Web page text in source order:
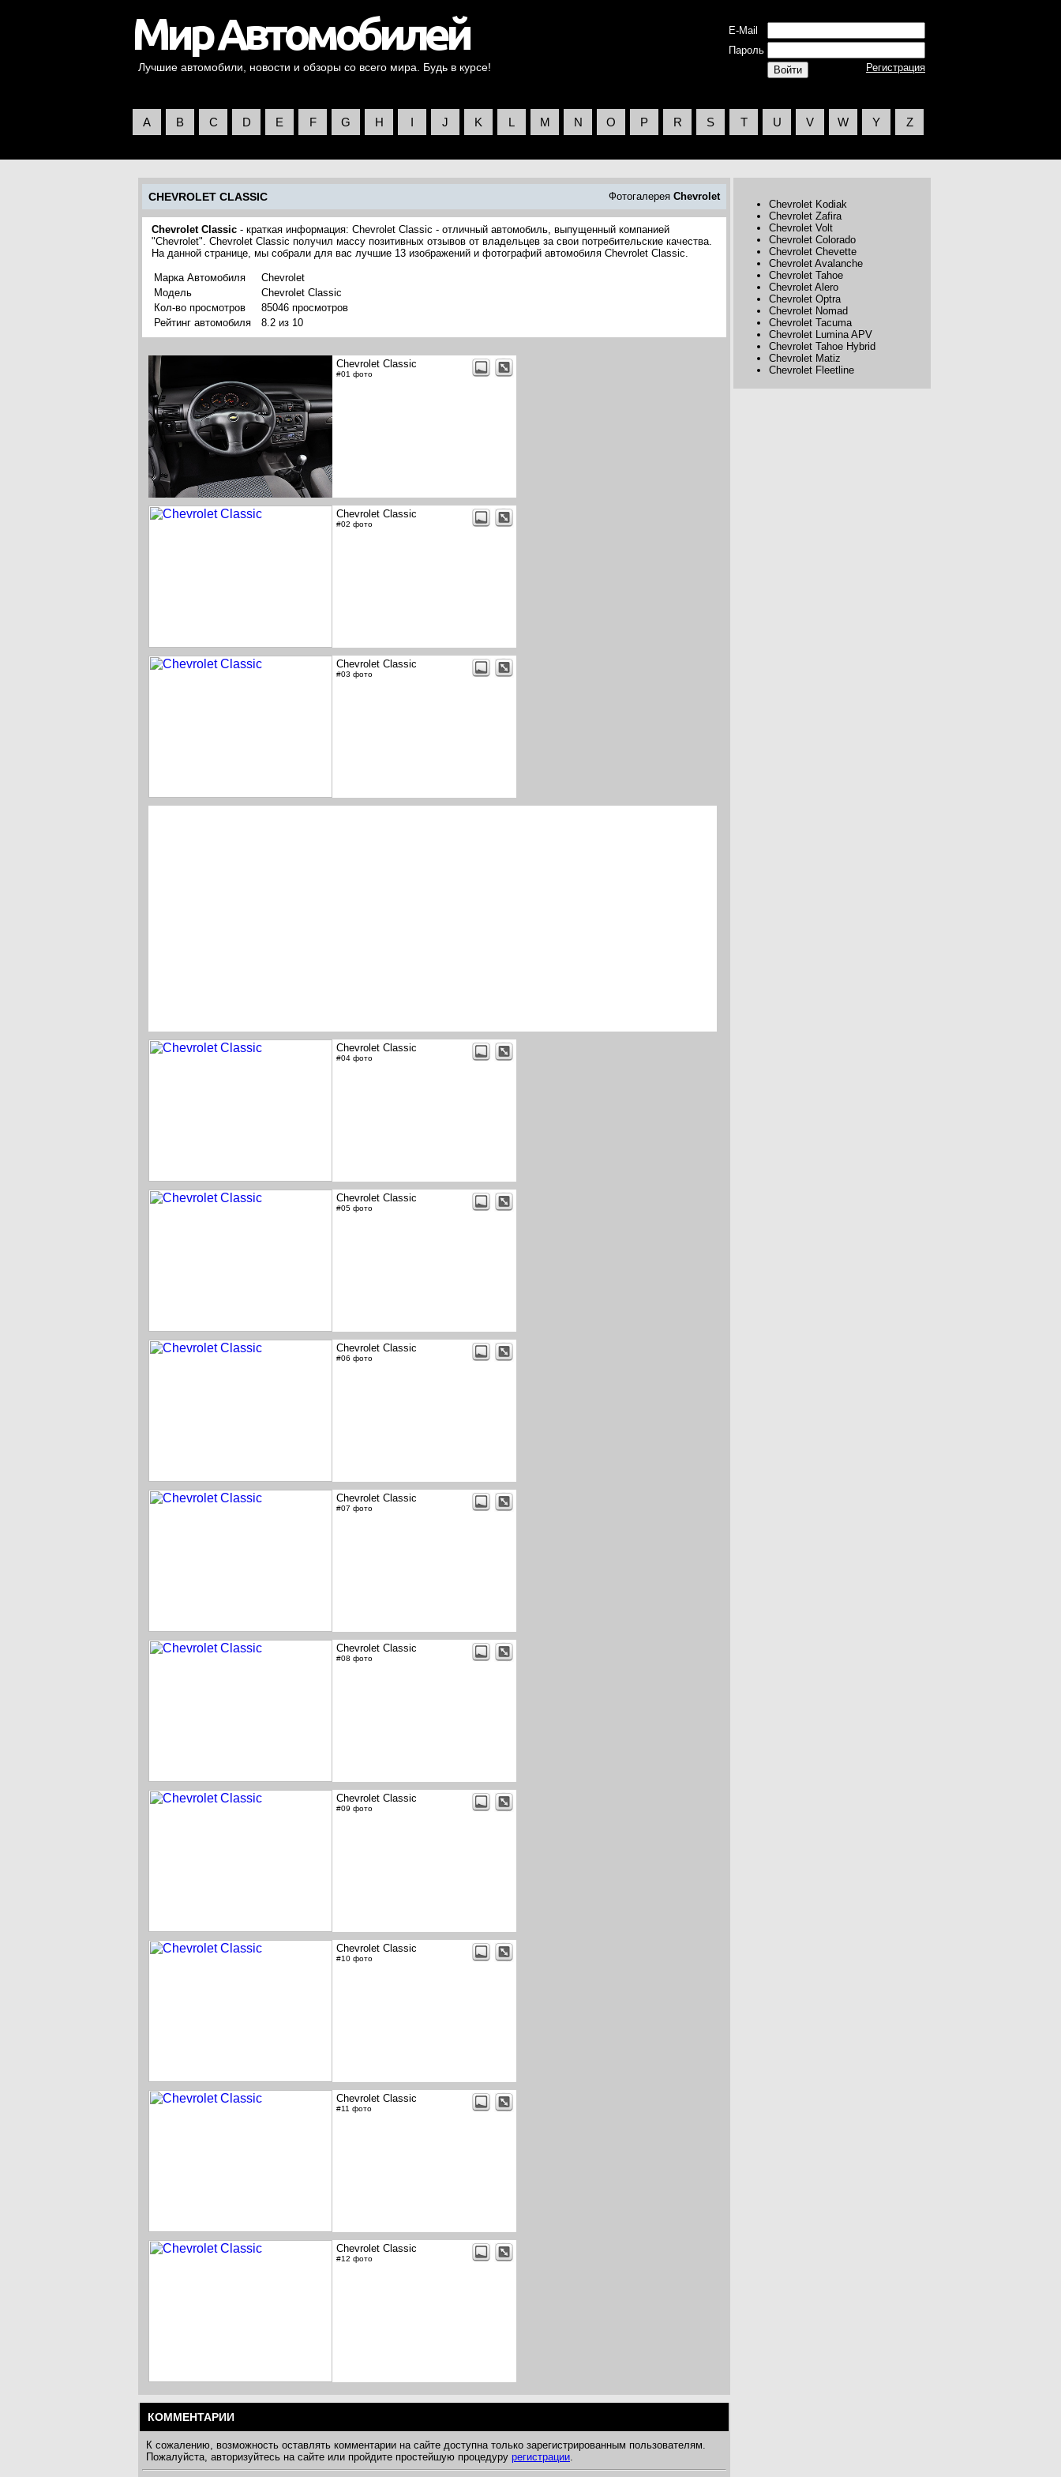
Лучшие автомобили, новости и обзоры со всего мира. Будь в курсе!
E-Mail
Пароль
Регистрация
A B C D E F G H I J K L M N O P R S T U V W Y Z
CHEVROLET CLASSIC Фотогалерея Chevrolet
Chevrolet Classic - краткая информация: Chevrolet Classic - отличный автомобиль, выпущенный компанией
"Chevrolet". Chevrolet Classic получил массу позитивных отзывов от владельцев за свои потребительские качества.
На данной странице, мы собрали для вас лучшие 13 изображений и фотографий автомобиля Chevrolet Classic.
Марка Автомобиля
Chevrolet
Модель
Chevrolet Classic
Кол-во просмотров
85046 просмотров
Рейтинг автомобиля
8.2 из 10
Chevrolet Classic
#01 фото
Chevrolet Classic
#02 фото
Chevrolet Classic
#03 фото
Chevrolet Classic
#04 фото
Chevrolet Classic
#05 фото
Chevrolet Classic
#06 фото
Chevrolet Classic
#07 фото
Chevrolet Classic
#08 фото
Chevrolet Classic
#09 фото
Chevrolet Classic
#10 фото
Chevrolet Classic
#11 фото
Chevrolet Classic
#12 фото
КОММЕНТАРИИ
К сожалению, возможность оставлять комментарии на сайте доступна только зарегистрированным пользователям.
Пожалуйста, авторизуйтесь на сайте или пройдите простейшую процедуру регистрации.
Chevrolet Kodiak
Chevrolet Zafira
Chevrolet Volt
Chevrolet Colorado
Chevrolet Chevette
Chevrolet Avalanche
Chevrolet Tahoe
Chevrolet Alero
Chevrolet Optra
Chevrolet Nomad
Chevrolet Tacuma
Chevrolet Lumina APV
Chevrolet Tahoe Hybrid
Chevrolet Matiz
Chevrolet Fleetline